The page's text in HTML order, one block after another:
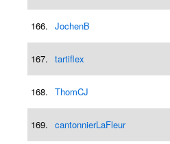
166. JochenB
167. tartiflex
168. ThomCJ
169. cantonnierLaFleur